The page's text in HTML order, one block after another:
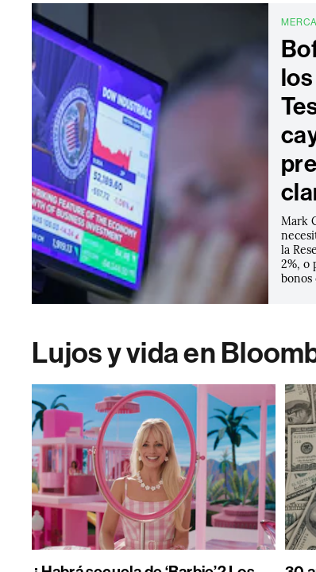
Mark
la
2%, o
bonos
Lujos y vida en